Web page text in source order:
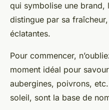
qui symbolise une brand,
distingue par sa
éclatantes.
Pour commencer,
moment idéal pour
aubergines, poivrons,
soleil, sont la base de